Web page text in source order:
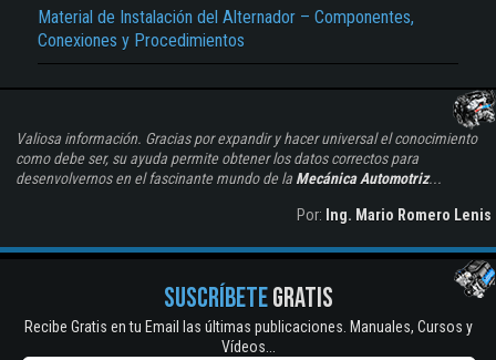
Material de Instalación del Alternador – Componentes,
Conexiones y Procedimientos
Valiosa información. Gracias por expandir y hacer universal el conocimiento
como debe ser, su ayuda permite obtener los datos correctos para
desenvolvernos en el fascinante mundo de la Mecánica Automotriz...
Por: Ing. Mario Romero Lenis
SUSCRÍBETEGRATIS
Recibe Gratis en tu Email las últimas publicaciones. Manuales, Cursos y
Vídeos...